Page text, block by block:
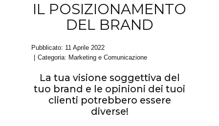
IL POSIZIONAMENTO
DEL BRAND
Pubblicato: 11 Aprile 2022
Categoria: Marketing e Comunicazione
La tua visione soggettiva del
tuo brand e le opinioni dei tuoi
clienti potrebbero essere
diverse!